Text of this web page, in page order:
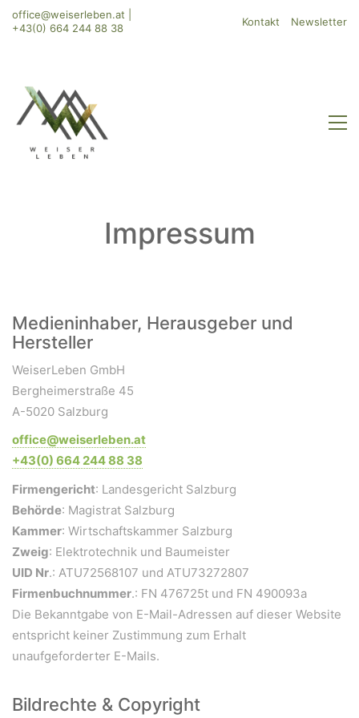
office@weiserleben.at
+43(0) 664 244 88 38
Kontakt Newsletter
Impressum
Medieninhaber, Herausgeber und
Hersteller
WeiserLeben GmbH
Bergheimerstraße 45
A-5020 Salzburg
office@weiserleben.at
+43(0) 664 244 88 38
Firmengericht: Landesgericht Salzburg
Behörde: Magistrat Salzburg
Kammer: Wirtschaftskammer Salzburg
Zweig: Elektrotechnik und Baumeister
UID Nr.: ATU72568107 und ATU73272807
Firmenbuchnummer.: FN 476725t und FN 490093a
Die Bekanntgabe von E-Mail-Adressen auf dieser Website
entspricht keiner Zustimmung zum Erhalt
unaufgeforderter E-Mails.
Bildrechte & Copyright
WeiserLeben GmbH
Bergheimerstraße 45
A-5020 Salzburg
+43(0) 664 244 88 38
Wir schaffen Lebensräume, die die Außenwelt mit der
Innenwelt verbinden. Das Persönliche steht stets im
Vordergrund.
Kontakt